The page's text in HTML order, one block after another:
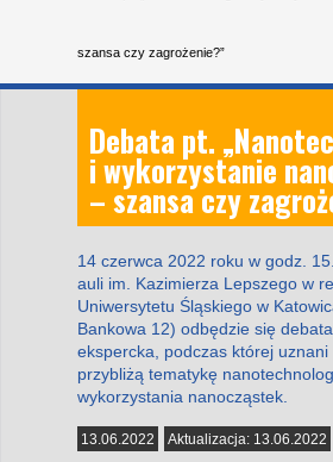
szansa czy zagrożenie?”
Debata pt.
i wykorzystanie
– szansa czy
14 czerwca 2022 roku w godz.
auli im. Kazimierza Lepszego w
Uniwersytetu Śląskiego w
Bankowa 12) odbędzie się debata
ekspercka, podczas której uznani
przybliżą tematykę
wykorzystania nanocząstek.
13.06.2022 Aktualizacja: 13.06.2022